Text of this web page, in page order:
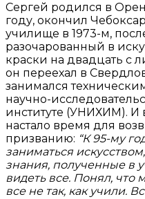
Сергей родился в
году, окончил
училище в 1973-м,
разочарованный в
краски на двадцать с
он переехал в
занимался
научно-
институте (УНИХИМ). И
настало время для
призванию: “К 95-му
заниматься
знания, полученные в
видеть все. Понял, что
все не так, как учили.